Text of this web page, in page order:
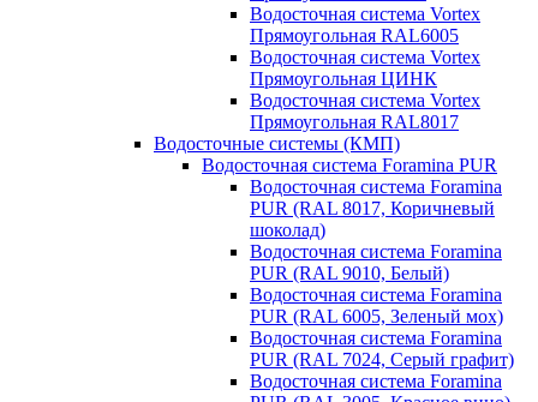
Водосточная система Vortex
Прямоугольная RAL6005
Водосточная система Vortex
Прямоугольная ЦИНК
Водосточная система Vortex
Прямоугольная RAL8017
Водосточные системы (КМП)
Водосточная система Foramina PUR
Водосточная система Foramina
PUR (RAL 8017, Коричневый
шоколад)
Водосточная система Foramina
PUR (RAL 9010, Белый)
Водосточная система Foramina
PUR (RAL 6005, Зеленый мох)
Водосточная система Foramina
PUR (RAL 7024, Серый графит)
Водосточная система Foramina